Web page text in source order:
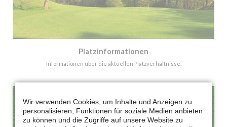
Platzinformationen
Informationen über die aktuellen Platzverhältnisse.
Wir verwenden Cookies, um Inhalte und Anzeigen zu
personalisieren, Funktionen für soziale Medien anbieten
zu können und die Zugriffe auf unsere Website zu